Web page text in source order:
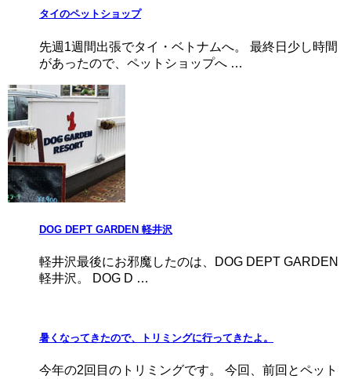
タイのペットショップ
先週1週間出張でタイ・ベトナムへ。 最終日少し時間
があったので、ペットショップへ …
DOG DEPT GARDEN 軽井沢
軽井沢最後にお邪魔したのは、DOG DEPT GARDEN
軽井沢。 DOG D …
暑くなってきたので、トリミングに行ってきたよ。
今年の2回目のトリミングです。 今回、前回とペット